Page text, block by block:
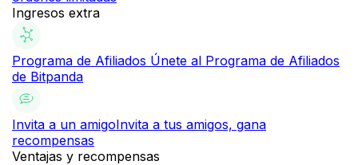
Ingresos extra
Programa de Afiliados Únete al Programa de Afiliados
de Bitpanda
Invita a un amigoInvita a tus amigos, gana
recompensas
Ventajas y recompensas